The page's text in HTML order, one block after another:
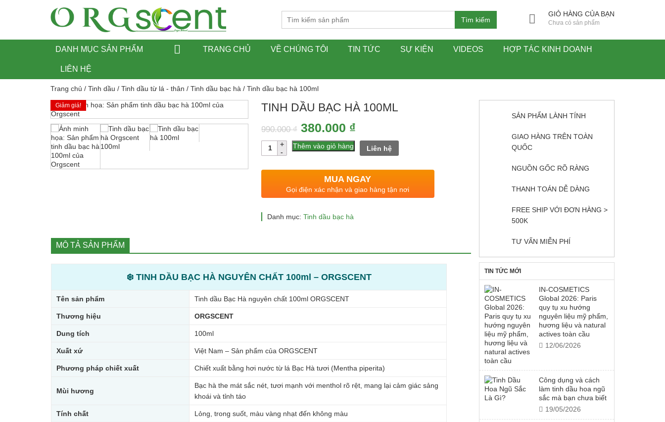
Tìm kiếm
GIỎ HÀNG CỦA BẠN
Chưa có sản phẩm
DANH MỤC SẢN PHẨM TRANG CHỦ VỀ CHÚNG TÔI TIN TỨC SỰ KIỆN VIDEOS HỢP TÁC KINH DOANH
LIÊN HỆ
Trang chủ / Tinh dầu / Tinh dầu từ lá - thân / Tinh dầu bạc hà / Tinh dầu bạc hà 100ml
Giảm giá! TINH DẦU BẠC HÀ 100ML
990.000₫ Giá
gốc
990.000 ₫.
380.000 ₫Giá
hiện
tại
là:
380.000 ₫.
Số
lượng
Thêm vào giỏ hàng Liên hệ
MUA NGAY
Gọi điện xác nhận và giao hàng tận nơi
Danh mục: Tinh dầu bạc hà
MÔ TẢ SẢN PHẨM
❄️ TINH DẦU BẠC HÀ NGUYÊN CHẤT 100ml – ORGSCENT
Tên sản phẩm Tinh dầu Bạc Hà nguyên chất 100ml ORGSCENT
Thương hiệu ORGSCENT
Dung tích 100ml
Xuất xứ Việt Nam – Sản phẩm của ORGSCENT
Phương pháp chiết xuất Chiết xuất bằng hơi nước từ lá Bạc Hà tươi (Mentha piperita)
Mùi hương
Bạc hà the mát sắc nét, tươi mạnh với menthol rõ rệt, mang lại cảm giác sảng
khoái và tỉnh táo
Tính chất Lỏng, trong suốt, màu vàng nhạt đến không màu
SẢN PHẨM LÀNH TÍNH
GIAO HÀNG TRÊN TOÀN
QUỐC
NGUỒN GỐC RÕ RÀNG
THANH TOÁN DỄ DÀNG
FREE SHIP VỚI ĐƠN HÀNG >
500K
TƯ VẤN MIỄN PHÍ
TIN TỨC MỚI
IN-COSMETICS
Global 2026: Paris
quy tụ xu hướng
nguyên liệu mỹ phẩm,
hương liệu và natural
actives toàn cầu
12/06/2026
Công dụng và cách
làm tinh dầu hoa ngũ
sắc mà bạn chưa biết
19/05/2026